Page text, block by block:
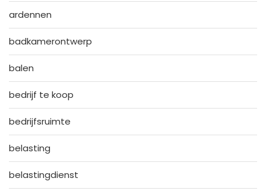
ardennen
badkamerontwerp
balen
bedrijf te koop
bedrijfsruimte
belasting
belastingdienst